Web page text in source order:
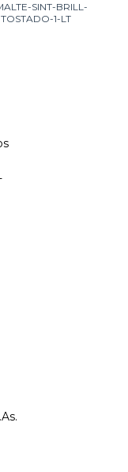
SINT-BRILL-
TOSTADO-1-LT